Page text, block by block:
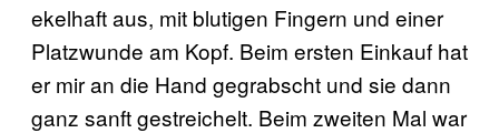
ekelhaft aus, mit blutigen Fingern und einer
Platzwunde am Kopf. Beim ersten Einkauf hat
er mir an die Hand gegrabscht und sie dann
ganz sanft gestreichelt. Beim zweiten Mal war